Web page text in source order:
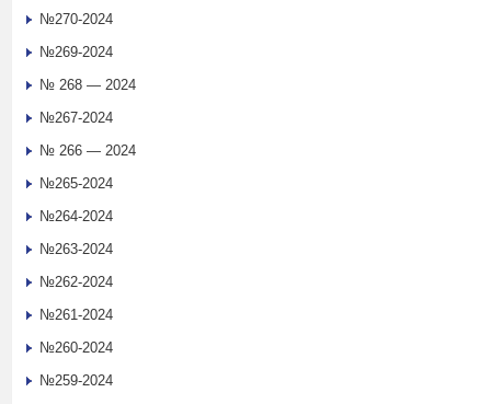
№270-2024
№269-2024
№ 268 — 2024
№267-2024
№ 266 — 2024
№265-2024
№264-2024
№263-2024
№262-2024
№261-2024
№260-2024
№259-2024